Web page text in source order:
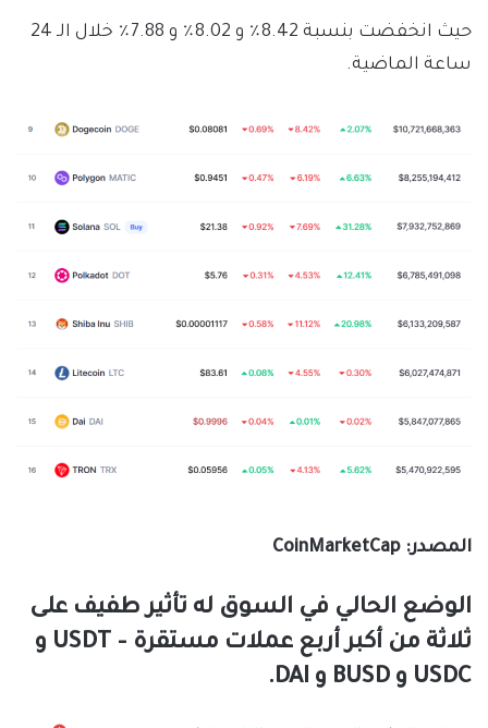
حيث انخفضت بنسبة 8.42٪ و 8.02٪ و 7.88٪ خلال الـ 24
ساعة الماضية.
المصدر: CoinMarketCap
الوضع الحالي في السوق له تأثير طفيف على
ثلاثة من أكبر أربع عملات مستقرة – USDT و
USDC و BUSD و DAI.